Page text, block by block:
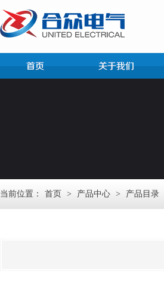
当前位置： 首页 > 产品中心 > 产品目录